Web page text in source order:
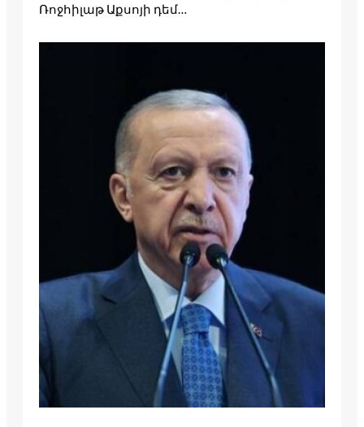
Ռոջհիլաթ Աքսոյի դեմ…